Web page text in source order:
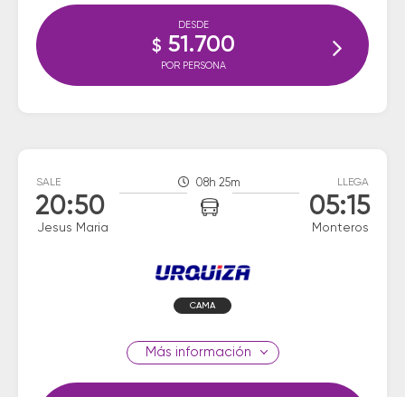
DESDE
$ 51.700
POR PERSONA
SALE
20:50
Jesus Maria
08h 25m LLEGA
05:15
Monteros
CAMA
información